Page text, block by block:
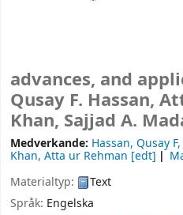
advances, and
Qusay F. Hassan,
Khan, Sajjad A.
Medverkande: Hassan, Qusay F,
Khan, Atta ur Rehman [edt]
Materialtyp:
Text
Språk: Engelska